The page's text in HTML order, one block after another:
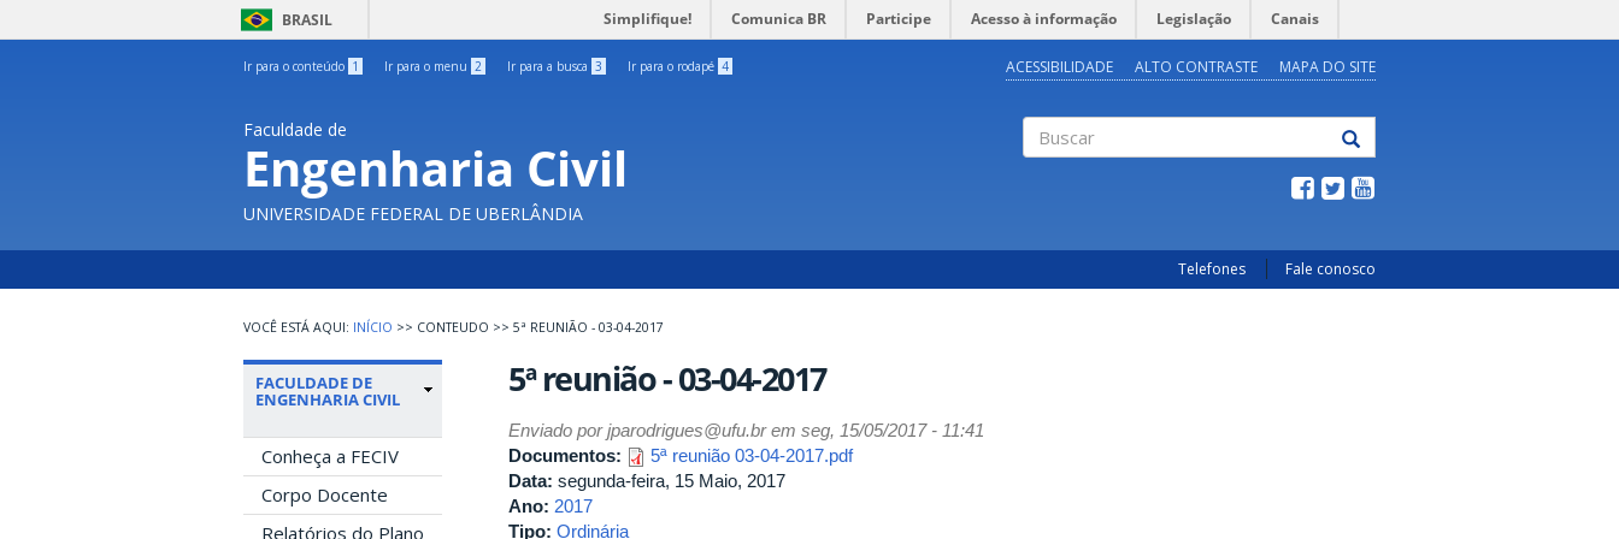
BRASIL Simplifique! Comunica BR Participe Acesso à informação Legislação Canais
Ir para o conteúdo 1 Ir para o menu 2 Ir para a busca 3 Ir para o rodapé 4 ACESSIBILIDADE ALTO CONTRASTE MAPA DO SITE
Faculdade de
Engenharia Civil
UNIVERSIDADE FEDERAL DE UBERLÂNDIA
Telefones Fale conosco
INÍCIO >> CONTEUDO >> 5ª REUNIÃO - 03-04-2017
FACULDADE DE
ENGENHARIA CIVIL
Conheça a FECIV
Corpo Docente
Relatórios do Plano
5ª reunião - 03-04-2017
Enviado porjparodrigues@ufu.brem seg, 15/05/2017 - 11:41
Documentos:
5ª reunião 03-04-2017.pdf
Data: segunda-feira, 15 Maio, 2017
Ano: 2017
Tipo: Ordinária